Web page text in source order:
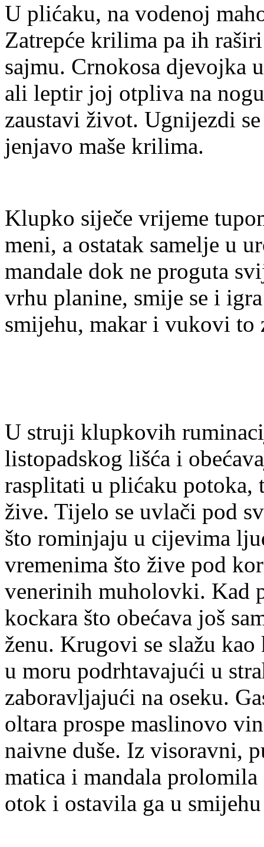
U plićaku, na vodenoj
Zatrepće krilima pa ih
sajmu. Crnokosa djevojka
ali leptir joj otpliva na
zaustavi život. Ugnijezdi
jenjavo maše krilima.
Klupko siječe vrijeme
meni, a ostatak samelje u
mandale dok ne proguta
vrhu planine, smije se i
smijehu, makar i vukovi to
U struji klupkovih
listopadskog lišća i
rasplitati u plićaku
žive. Tijelo se uvlači pod
što rominjaju u cijevima
vremenima što žive pod
venerinih muholovki. Kad
kockara što obećava još
ženu. Krugovi se slažu
u moru podrhtavajući u
zaboravljajući na oseku.
oltara prospe maslinovo
naivne duše. Iz visoravni,
matica i mandala
otok i ostavila ga u